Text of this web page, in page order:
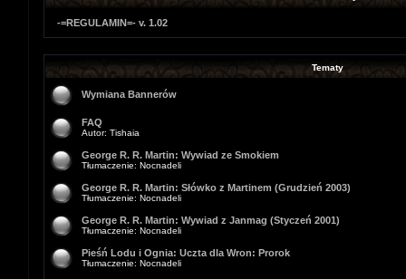
-=REGULAMIN=- v. 1.02
Tematy
Wymiana Bannerów
FAQ
Autor: Tishaia
George R. R. Martin: Wywiad ze Smokiem
Tłumaczenie: Nocnadeli
George R. R. Martin: Słówko z Martinem (Grudzień 2003)
Tłumaczenie: Nocnadeli
George R. R. Martin: Wywiad z Janmag (Styczeń 2001)
Tłumaczenie: Nocnadeli
Pieśń Lodu i Ognia: Uczta dla Wron: Prorok
Tłumaczenie: Nocnadeli